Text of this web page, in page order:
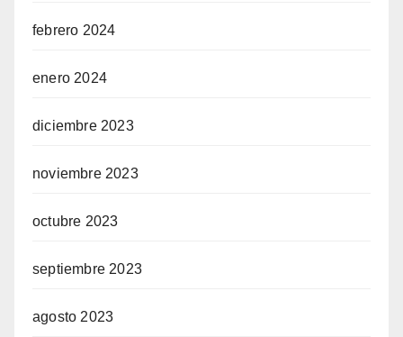
febrero 2024
enero 2024
diciembre 2023
noviembre 2023
octubre 2023
septiembre 2023
agosto 2023